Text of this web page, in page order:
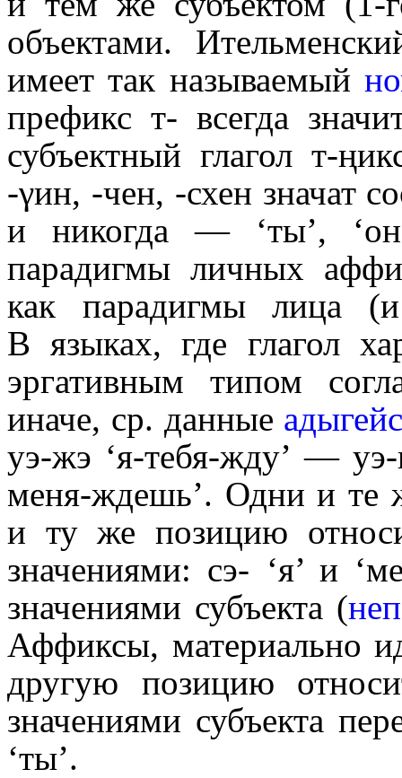
объектами.
имеет так называемый
префикс т- всегда
субъектный глагол т-
‑γин, ‑чен, ‑схен значат
и никогда — ‘ты’,
парадигмы личных
как парадигмы лица
В языках, где глагол
эргативным типом
иначе, ср. данные
уэ-жэ ‘я-тебя-жду’ —
меня-ждешь’. Одни и те
и ту же позицию
значениями: сэ- ‘я’ и
значениями субъекта (
Аффиксы, материально
другую позицию
значениями субъекта
‘ты’.